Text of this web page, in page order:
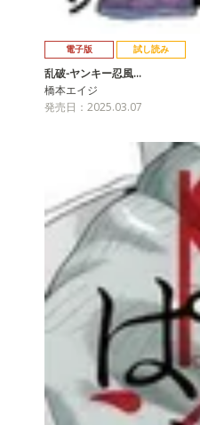
電子版 試し読み
乱破-ヤンキー忍風…
橋本エイジ
発売日：2025.03.07